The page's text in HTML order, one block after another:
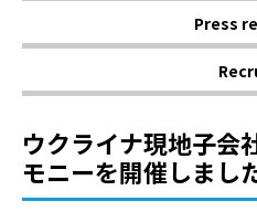
Press
ウクライナ現地子会
モニーを開催しまし